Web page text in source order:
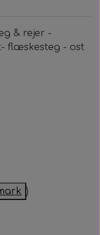
bestyrelse
og Benjamin
& rejer -
flæskesteg - ost
)